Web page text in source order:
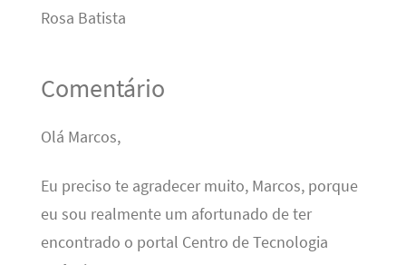
Rosa Batista
Comentário
Olá Marcos,
Eu preciso te agradecer muito, Marcos, porque
eu sou realmente um afortunado de ter
encontrado o portal Centro de Tecnologia